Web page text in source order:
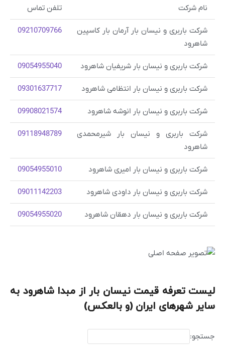
نام شرکت تلفن تماس
شرکت باربری و نیسان بار آرمان بار کاسپین
شاهرود
09210709766
شرکت باربری و نیسان بار شریفیان شاهرود 09054955040
شرکت باربری و نیسان بار انتظامی شاهرود 09301637717
شرکت باربری و نیسان بار انوشه شاهرود 09908021574
شرکت باربری و نیسان بار شیرمحمدی
شاهرود
09118948789
شرکت باربری و نیسان بار امیری شاهرود 09054955010
شرکت باربری و نیسان بار داودی شاهرود 09011142203
شرکت باربری و نیسان بار دهقان شاهرود 09054955020
لیست تعرفه قیمت نیسان بار از مبدا شاهرود به
سایر شهرهای ایران (و بالعکس)
جستجو: